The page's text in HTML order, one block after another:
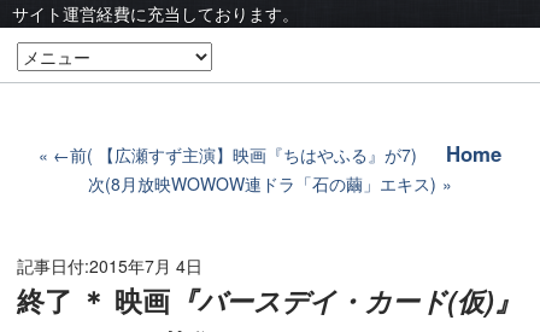
サイト運営経費に充当しております。
←前( 【広瀬すず主演】映画『ちはやふる』が7) Home
次(8月放映WOWOW連ドラ「石の繭」エキス)
記事日付:2015年7月 4日
終了 ＊ 映画 『バースデイ・カード(仮)』